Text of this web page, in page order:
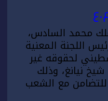
محمد السادس،
اللجنة المعنية
لحقوقه غير
نيانغ، وذلك
للتضامن مع الشعب